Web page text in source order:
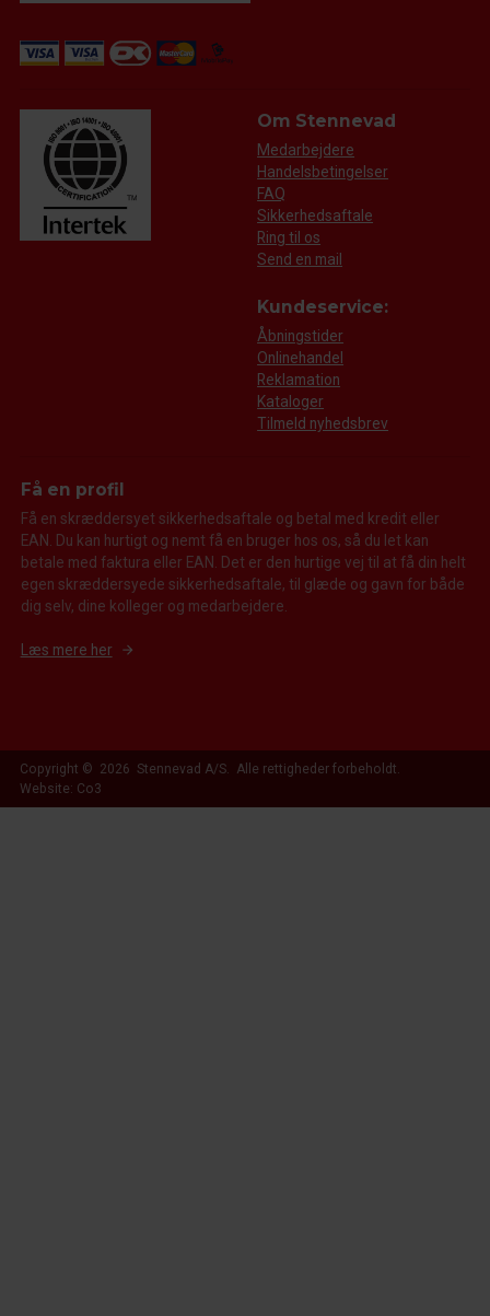
Om Stennevad
Medarbejdere
Handelsbetingelser
FAQ
Sikkerhedsaftale
Ring til os
Send en mail
Kundeservice:
Åbningstider
Onlinehandel
Reklamation
Kataloger
Tilmeld nyhedsbrev
Få en profil
Få en skræddersyet sikkerhedsaftale og betal med kredit eller
EAN. Du kan hurtigt og nemt få en bruger hos os, så du let kan
betale med faktura eller EAN. Det er den hurtige vej til at få din helt
egen skræddersyede sikkerhedsaftale, til glæde og gavn for både
dig selv, dine kolleger og medarbejdere.
Læs mere her
Copyright © 2026 Stennevad A/S. Alle rettigheder forbeholdt.
Website: Co3